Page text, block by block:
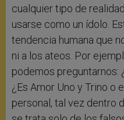
cualquier tipo de
usarse como un ídolo.
tendencia humana que
ni a los ateos. Por
podemos preguntarnos:
¿Es Amor Uno y Trino o
personal, tal vez dentro